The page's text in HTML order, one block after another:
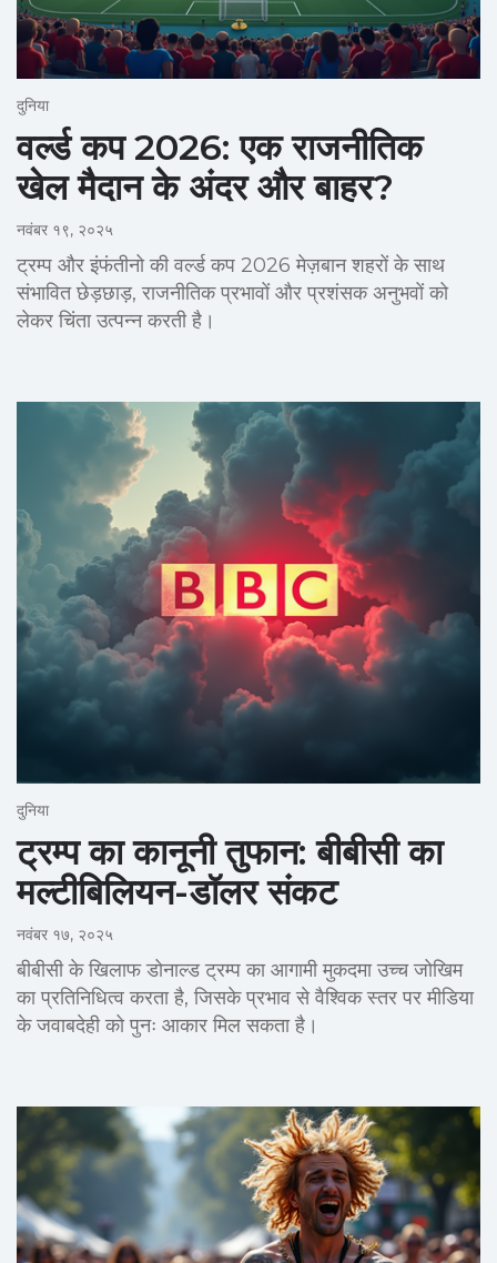
दुनिया
वर्ल्ड कप 2026: एक राजनीतिक
खेल मैदान के अंदर और बाहर?
नवंबर १९, २०२५
ट्रम्प और इंफंतीनो की वर्ल्ड कप 2026 मेज़बान शहरों के साथ
संभावित छेड़छाड़, राजनीतिक प्रभावों और प्रशंसक अनुभवों को
लेकर चिंता उत्पन्न करती है।
दुनिया
ट्रम्प का कानूनी तुफान: बीबीसी का
मल्टीबिलियन-डॉलर संकट
नवंबर १७, २०२५
बीबीसी के खिलाफ डोनाल्ड ट्रम्प का आगामी मुकदमा उच्च जोखिम
का प्रतिनिधित्व करता है, जिसके प्रभाव से वैश्विक स्तर पर मीडिया
के जवाबदेही को पुनः आकार मिल सकता है।